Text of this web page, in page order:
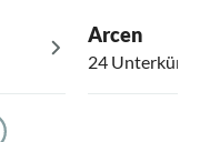
Arcen
24